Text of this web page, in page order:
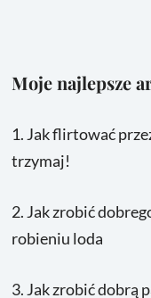
Moje najlepsze
1. Jak flirtować
trzymaj!
2. Jak zrobić
robieniu loda
3. Jak zrobić dobrą